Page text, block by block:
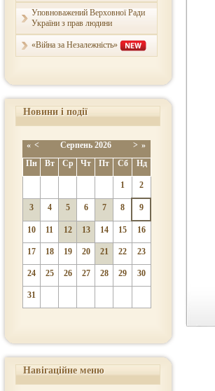
Уповноважений Верховної Ради
України з прав людини
«Війна за Незалежність»
Новини і події
« < Серпень 2026 > »
Пн
Вт Ср Чт Пт Сб Нд
1 2
3 4 5 6 7 8 9
10 11 12 13 14 15 16
17 18 19 20 21 22 23
24 25 26 27 28 29 30
31
Навігаційне меню